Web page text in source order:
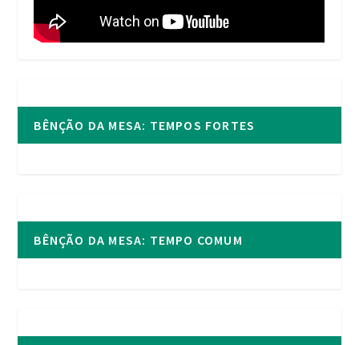
BÊNÇÃO DA MESA: TEMPOS FORTES
BÊNÇÃO DA MESA: TEMPO COMUM